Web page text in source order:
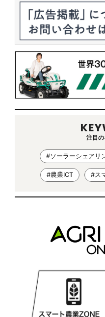
注目の
#ソーラーシェアリ
#農業ICT #ス